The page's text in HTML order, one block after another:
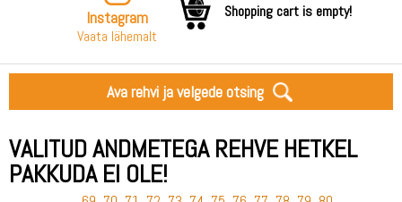
Instagram
Vaata lähemalt
Shopping cart is empty!
Ava rehvi ja velgede otsing
VALITUD ANDMETEGA REHVE HETKEL
PAKKUDA EI OLE!